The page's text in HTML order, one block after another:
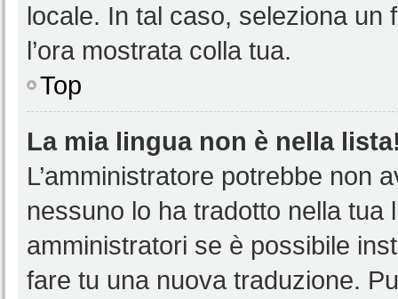
locale. In tal caso, seleziona
l’ora mostrata colla tua.
Top
La mia lingua non è nella
L’amministratore potrebbe non
nessuno lo ha tradotto nella tua
amministratori se è possibile
fare tu una nuova traduzione.